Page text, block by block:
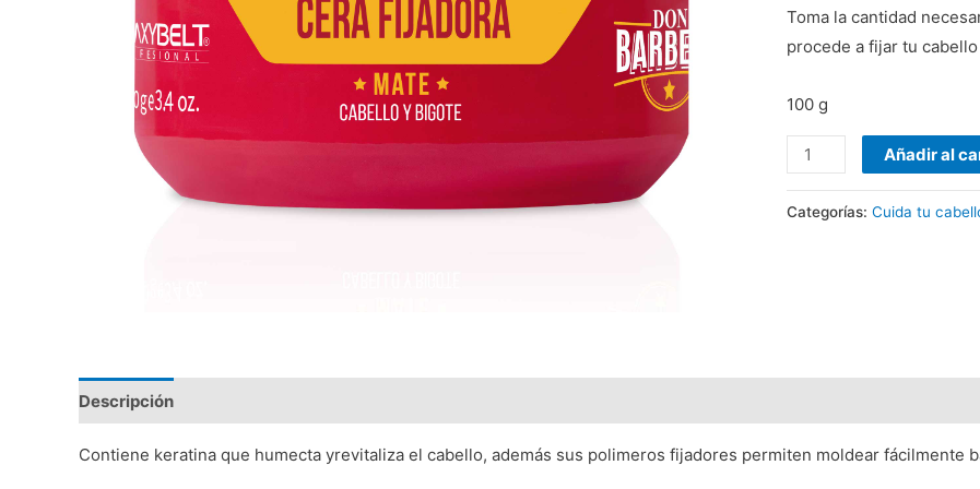
Toma la cantidad
procede a fijar tu cabello
100 g
Añadir al
Categorías: Cuida tu
Descripción
Contiene keratina que humecta yrevitaliza el cabello, además sus polimeros fijadores permiten moldear fácilmente